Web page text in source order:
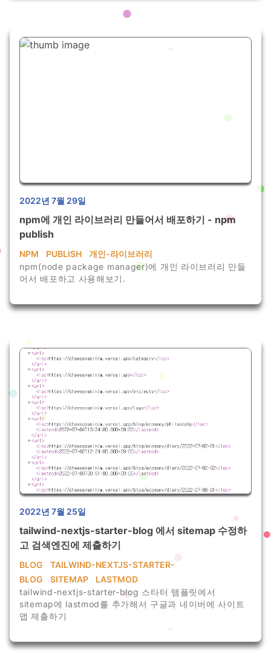
2022년 7월 29일
npm에 개인 라이브러리 만들어서 배포하기 - npm
publish
NPM PUBLISH
개인-라이브러리
npm(node package manager)에 개인 라이브러리 만들
어서 배포하고 사용해보기.
2022년 7월 25일
tailwind-nextjs-starter-blog 에서 sitemap 수정하
고 검색엔진에 제출하기
BLOG
TAILWIND-NEXTJS-STARTER-
BLOG
SITEMAP
LASTMOD
tailwind-nextjs-starter-blog 스타터 템플릿에서
sitemap에 lastmod를 추가해서 구글과 네이버에 사이트
맵 제출하기